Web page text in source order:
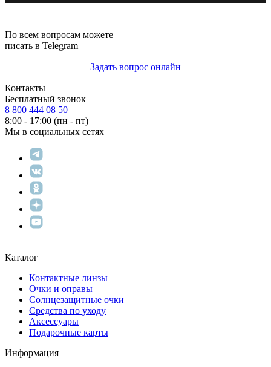
По всем вопросам можете
писать в Telegram
Задать вопрос онлайн
Контакты
Бесплатный звонок
8 800 444 08 50
8:00 - 17:00 (пн - пт)
Мы в социальных сетях
Каталог
Контактные линзы
Очки и оправы
Солнцезащитные очки
Средства по уходу
Аксессуары
Подарочные карты
Информация